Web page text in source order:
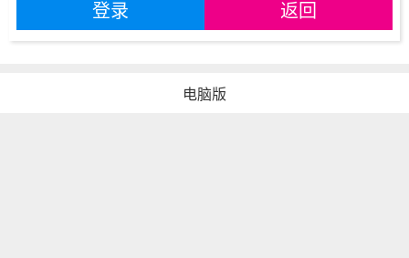
登录 返回
电脑版